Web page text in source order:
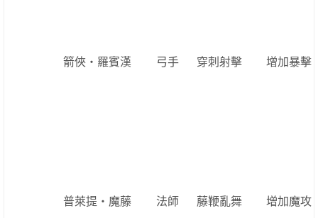
箭俠‧羅賓漢 弓手 穿刺射擊 增加暴擊
普萊提‧魔藤 法師 藤鞭亂舞 增加魔攻